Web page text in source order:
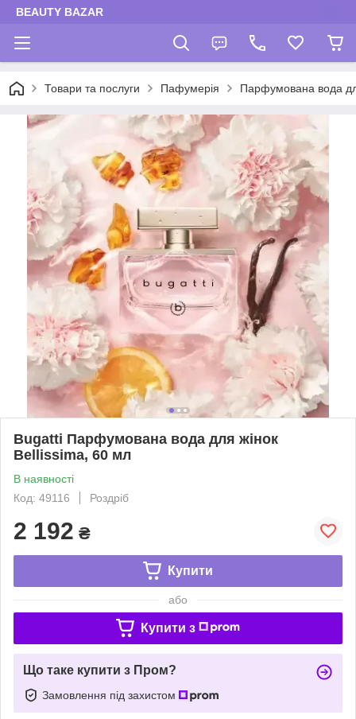
BEAUTY BAZAR
Товари та послуги Пафумерія Парфумована вода
Bugatti Парфумована вода для жінок
Bellissima, 60 мл
В наявності
Код: 49116
Роздріб
2 192 ₴
Купити
або
Купити з
Що таке купити з Пром?
Замовлення під захистом